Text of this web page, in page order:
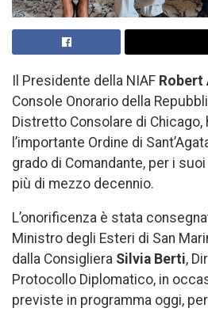
Il Presidente della NIAF Robert
Console Onorario della
Distretto Consolare di Chicago,
l’importante Ordine di
grado di Comandante, per i
più di mezzo decennio.
L’onorificenza è stata
Ministro degli Esteri di San
dalla Consigliera Silvia Berti,
Protocollo Diplomatico, in
previste in programma oggi,